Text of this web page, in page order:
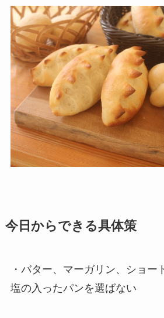
今日からできる具体策
・バター、マーガリン、ショー
塩の入ったパンを選ばない